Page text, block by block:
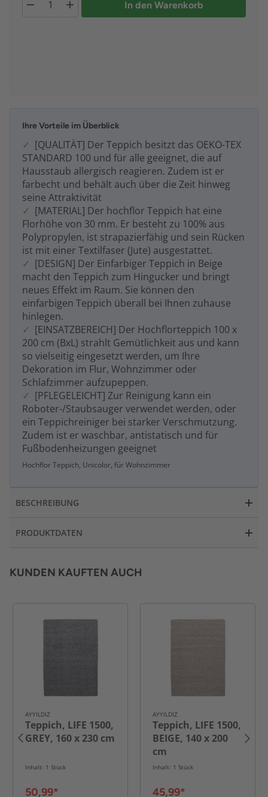
In den Warenkorb
Ihre Vorteile im Überblick
[QUALITÄT] Der Teppich besitzt das OEKO-TEX
STANDARD 100 und für alle geeignet, die auf
Hausstaub allergisch reagieren. Zudem ist er
farbecht und behält auch über die Zeit hinweg
seine Attraktivität
[MATERIAL] Der hochflor Teppich hat eine
Florhöhe von 30 mm. Er besteht zu 100% aus
Polypropylen, ist strapazierfähig und sein Rücken
ist mit einer Textilfaser (Jute) ausgestattet.
[DESIGN] Der Einfarbiger Teppich in Beige
macht den Teppich zum Hingucker und bringt
neues Effekt im Raum. Sie können den
einfarbigen Teppich überall bei Ihnen zuhause
hinlegen.
[EINSATZBEREICH] Der Hochflorteppich 100 x
200 cm (BxL) strahlt Gemütlichkeit aus und kann
so vielseitig eingesetzt werden, um Ihre
Dekoration im Flur, Wohnzimmer oder
Schlafzimmer aufzupeppen.
[PFLEGELEICHT] Zur Reinigung kann ein
Roboter-/Staubsauger verwendet werden, oder
ein Teppichreiniger bei starker Verschmutzung.
Zudem ist er waschbar, antistatisch und für
Fußbodenheizungen geeignet
Hochflor Teppich, Unicolor, für Wohnzimmer
BESCHREIBUNG
PRODUKTDATEN
KUNDEN KAUFTEN AUCH
AYYILDIZ
Teppich, LIFE 1500,
GREY, 160 x 230 cm
Inhalt: 1 Stück
50,99*
AYYILDIZ
Teppich, LIFE 1500,
BEIGE, 140 x 200
cm
Inhalt: 1 Stück
45,99*